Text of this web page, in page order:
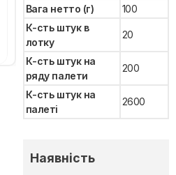
Вага нетто (г)
100
К-сть штук в
лотку
20
К-сть штук на
ряду палети
200
К-сть штук на
палеті
2600
Наявність